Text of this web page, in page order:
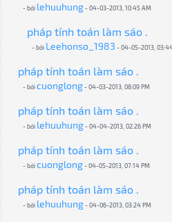
- bởi lehuuhung- 04-03-2013, 10:45 AM
pháp tính toán làm sáo .
- bởi Leehonso_1983 - 04-05-2013,
pháp tính toán làm sáo .
- bởicuonglong- 04-03-2013, 08:09 PM
pháp tính toán làm sáo .
- bởi lehuuhung- 04-04-2013, 02:26 PM
pháp tính toán làm sáo .
- bởicuonglong- 04-05-2013, 07:14 PM
pháp tính toán làm sáo .
- bởi lehuuhung- 04-06-2013, 03:24 PM